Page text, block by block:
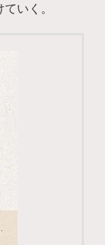
いく。